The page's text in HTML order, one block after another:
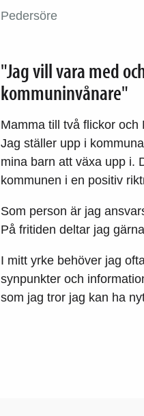
Pedersöre
"Jag vill vara med
kommuninvånare"
Mamma till två flickor
Jag ställer upp i
mina barn att växa upp i.
kommunen i en positiv
Som person är jag
På fritiden deltar jag
I mitt yrke behöver jag
synpunkter och
som jag tror jag kan ha